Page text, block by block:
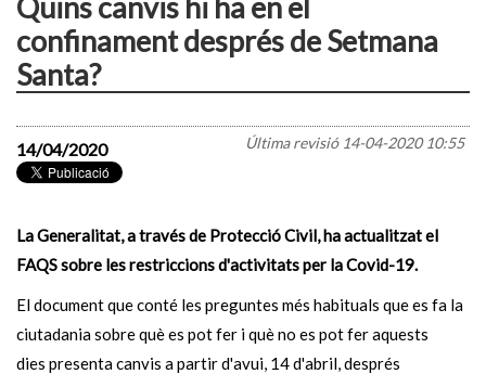
confinament després de Setmana
Santa?
Última revisió 14-04-2020 10:55
14/04/2020
La Generalitat, a través de Protecció Civil, ha actualitzat el
FAQS sobre les restriccions d'activitats per la Covid-19.
El document que conté les preguntes més habituals que es fa la
ciutadania sobre què es pot fer i què no es pot fer aquests
dies presenta canvis a partir d'avui, 14 d'abril, després